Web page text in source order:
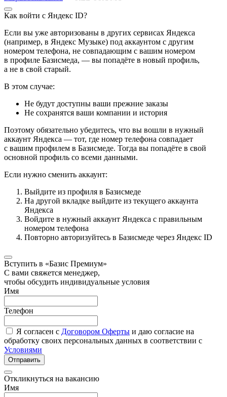
Как войти с Яндекс ID?
Если вы уже авторизованы в других сервисах Яндекса
(например, в Яндекс Музыке) под аккаунтом с другим
номером телефона, не совпадающим с вашим номером
в профиле Базисмеда, — вы попадёте в новый профиль,
а не в свой старый.
В этом случае:
Не будут доступны ваши прежние заказы
Не сохранятся ваши компании и история
Поэтому обязательно убедитесь, что вы вошли в нужный
аккаунт Яндекса — тот, где номер телефона совпадает
с вашим профилем в Базисмеде. Тогда вы попадёте в свой
основной профиль со всеми данными.
Если нужно сменить аккаунт:
Выйдите из профиля в Базисмеде
На другой вкладке выйдите из текущего аккаунта
Яндекса
Войдите в нужный аккаунт Яндекса с правильным
номером телефона
Повторно авторизуйтесь в Базисмеде через Яндекс ID
Вступить в «Базис Премиум»
С вами свяжется менеджер,
чтобы обсудить индивидуальные условия
Имя
Телефон
Я согласен с Договором Оферты и даю согласие на
обработку своих персональных данных в соответствии с
Условиями
Отправить
Откликнуться на вакансию
Имя